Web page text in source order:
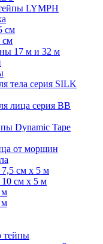
LYMPH
см
см
17 м и 32 м
тела серия SILK
лица серия BB
Dynamic Tape
от морщин
см x 5 м
см х 5 м
м
м
тейпы